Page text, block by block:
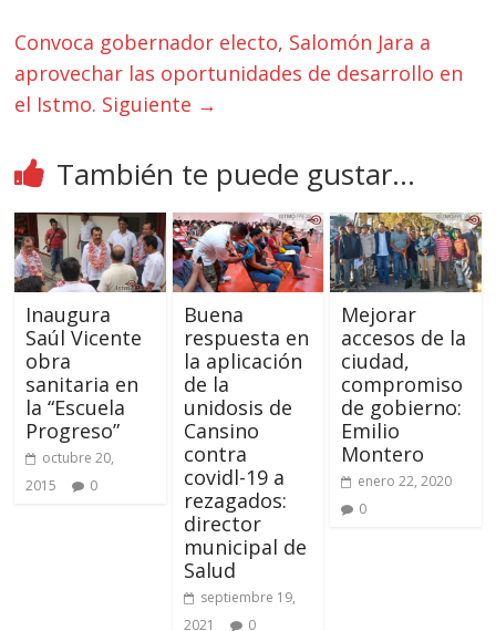
Convoca gobernador electo, Salomón Jara a
aprovechar las oportunidades de desarrollo en
el Istmo. Siguiente →
También te puede gustar...
Inaugura
Saúl Vicente
obra
sanitaria en
la “Escuela
Progreso”
octubre 20,
2015
0
Buena
respuesta en
la aplicación
de la
unidosis de
Cansino
contra
covidl-19 a
rezagados:
director
municipal de
Salud
septiembre 19,
2021
0
Mejorar
accesos de la
ciudad,
compromiso
de gobierno:
Emilio
Montero
enero 22, 2020
0